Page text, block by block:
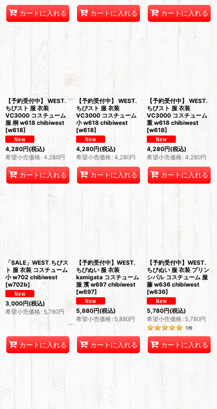
カートに入れる カートに入れる カートに入れる
【予約受付中】 WEST.
ちびスト 服 衣装
VC3000 コスチューム
服 桐 w618 chibiwest
[w618]
4,280円(税込)
希望小売価格: 4,280円
カートに入れる
【予約受付中】 WEST.
ちびスト 服 衣装
VC3000 コスチューム
小 w618 chibiwest
[w618]
4,280円(税込)
希望小売価格: 4,280円
カートに入れる
【予約受付中】 WEST.
ちびスト 服 衣装
VC3000 コスチューム
重 w618 chibiwest
[w618]
4,280円(税込)
希望小売価格: 4,280円
カートに入れる
「SALE」WEST.ちびス
ト 服 衣装 コスチューム
小 w702 chibiwest
[w702b]
3,000円(税込)
希望小売価格: 5,780円
カートに入れる
【予約受付中】WEST.
ちびぬい 服 衣装
kamigata コスチューム
服 濱 w697 chibiwest
[w697]
5,880円(税込)
希望小売価格: 5,880円
カートに入れる
【予約受付中】WEST.
ちびぬい 服 衣装 プリン
シパル コスチューム 服
藤 w636 chibiwest
[w636]
5,780円(税込)
希望小売価格: 5,780円
1件
カートに入れる